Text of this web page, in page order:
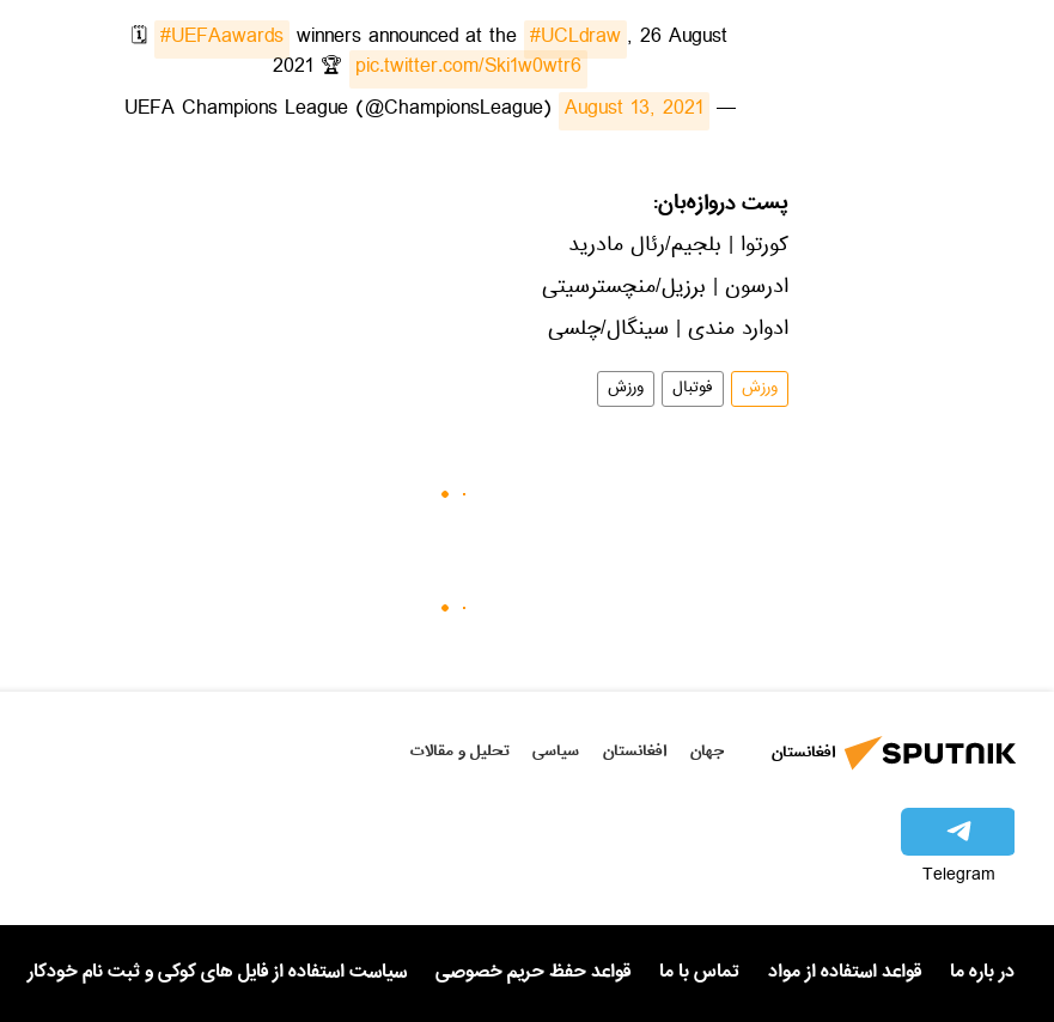
🗓️ #UEFAawards winners announced at the #UCLdraw, 26 August
2021 🏆 pic.twitter.com/Ski1w0wtr6
— UEFA Champions League (@ChampionsLeague)
August 13, 2021
پست دروازه‌بان:
کورتوا | بلجیم/رئال مادرید
ادرسون | برزیل/منچسترسیتی
ادوارد مندی | سینگال/چلسی
ورزش فوتبال ورزش
افغانستان جهان افغانستان سیاسی تحلیل و مقالات
Telegram
در باره ما قواعد استفاده از مواد تماس با ما قواعد حفظ حریم خصوصی سیاست استفاده از فایل های کوکی و ثبت نام خودکار